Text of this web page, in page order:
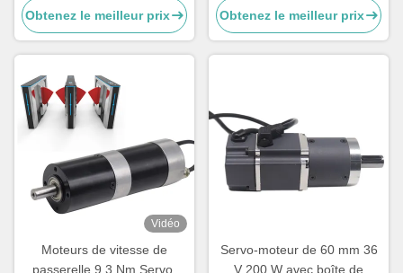
Obtenez le meilleur prix
moteur servo de 100 watts
Obtenez le meilleur prix
Vidéo
Moteurs de vitesse de
passerelle 9,3 Nm Servo-
Servo-moteur de 60 mm 36
V 200 W avec boîte de